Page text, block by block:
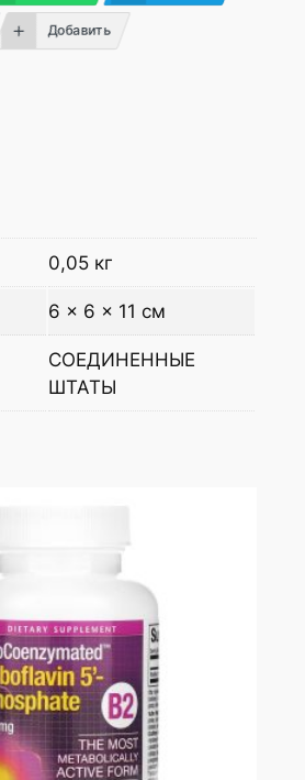
Добавить
0,05 кг
6 × 6 × 11 см
СОЕДИНЕННЫЕ
ШТАТЫ